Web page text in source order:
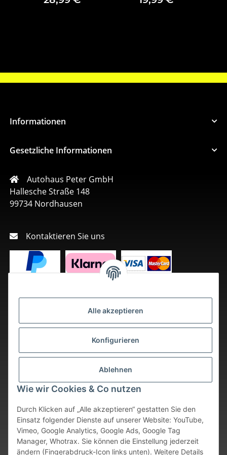
Alle akzeptieren
Konfigurieren
Ablehnen
Wie wir Cookies & Co nutzen
Durch Klicken auf „Alle akzeptieren“ gestatten Sie den
Einsatz folgender Dienste auf unserer Website: YouTube,
Vimeo, Google Analytics, Google Ads, Google Tag
Manager, Whotrax. Sie können die Einstellung jederzeit
ändern (Fingerabdruck-Icon links unten). Weitere Details
Informationen
Gesetzliche Informationen
Autohaus Peter GmbH
Hallesche Straße 148
99734 Nordhausen
Kontaktieren Sie uns
Vertrag widerrufen